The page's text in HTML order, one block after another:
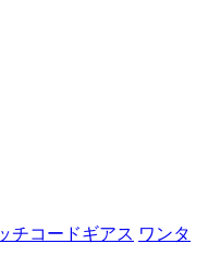
チコードギアス ワンタ